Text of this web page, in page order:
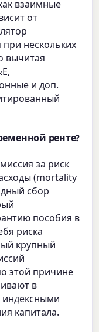
взаимные
от
нескольких
вычитая
и доп.
ренте?
за риск
(mortality
сбор
пособия в
риска
крупный
этой причине
в
капитала.